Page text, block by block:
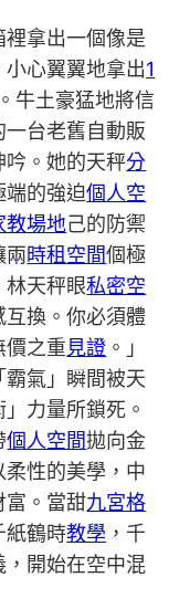
裡拿出一個像是
小心翼翼地拿出1
牛土豪猛地將信
一台老舊自動販
吟。她的天秤分
端的強迫個人空
教場地己的防禦
兩時租空間個極
林天秤眼私密空
換。你必須體
價之重見證 。」
氣」瞬間被天
」力量所鎖死。
個人空間拋向金
柔性的美學，中
富。當甜九宮格
紙鶴時教學 ，千
開始在空中混